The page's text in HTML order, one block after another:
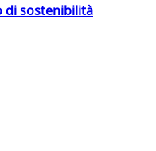
di sostenibilità